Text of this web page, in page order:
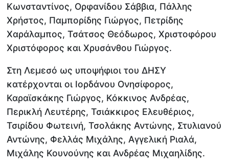
Κωνσταντίνος, Ορφανίδου Σάββια, Πάλλης
Χρήστος, Παμπορίδης Γιώργος, Πετρίδης
Χαράλαμπος, Τσάτσος Θεόδωρος, Χριστοφόρου
Χριστόφορος και Χρυσάνθου Γιώργος.
Στη Λεμεσό ως υποψήφιοι του ΔΗΣΥ
κατέρχονται οι Ιορδάνου Ονησίφορος,
Καραϊσκάκης Γιώργος, Κόκκινος Ανδρέας,
Περικλή Λευτέρης, Τσιάκκιρος Ελευθέριος,
Τσιρίδου Φωτεινή, Τσολάκης Αντώνης, Στυλιανού
Αντώνης, Φελλάς Μιχάλης, Αγγελική Ριαλά,
Μιχάλης Κουνούνης και Ανδρέας Μιχαηλίδης.